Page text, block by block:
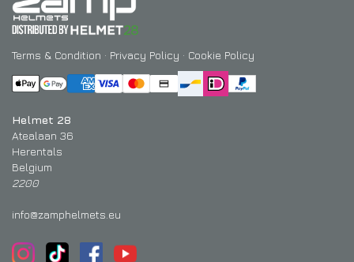
Terms & Condition · Privacy Policy · Cookie Policy
Helmet 28
Atealaan 36
Herentals
Belgium
2200
info@zamphelmets.eu